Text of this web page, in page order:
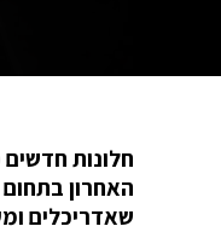
חלונות
האחרון
שאדריכלים